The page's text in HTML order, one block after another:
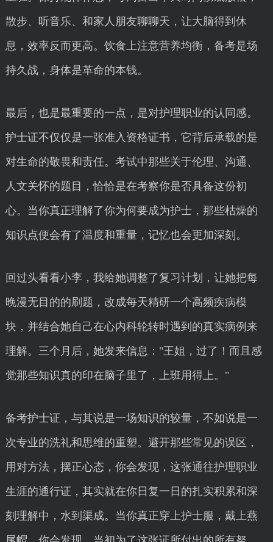
散步、听音乐、和家人朋友聊聊天，让大脑得到休
息，效率反而更高。饮食上注意营养均衡，备考是场
持久战，身体是革命的本钱。
最后，也是最重要的一点，是对护理职业的认同感。
护士证不仅仅是一张准入资格证书，它背后承载的是
对生命的敬畏和责任。考试中那些关于伦理、沟通、
人文关怀的题目，恰恰是在考察你是否具备这份初
心。当你真正理解了你为何要成为护士，那些枯燥的
知识点便会有了温度和重量，记忆也会更加深刻。
回过头看看小李，我给她调整了复习计划，让她把每
晚漫无目的的刷题，改成每天精研一个高频疾病模
块，并结合她自己在心内科轮转时遇到的真实病例来
理解。三个月后，她发来信息："王姐，过了！而且感
觉那些知识真的印在脑子里了，上班用得上。"
备考护士证，与其说是一场知识的较量，不如说是一
次专业的洗礼和思维的重塑。避开那些常见的误区，
用对方法，摆正心态，你会发现，这张通往护理职业
生涯的通行证，其实就在你日复一日的扎实积累和深
刻理解中，水到渠成。当你真正穿上护士服，戴上燕